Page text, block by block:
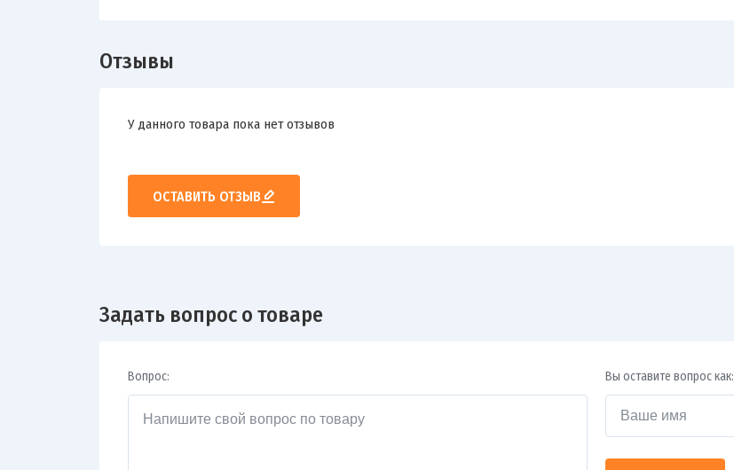
Отзывы
У данного товара пока нет отзывов
ОСТАВИТЬ ОТЗЫВ
Задать вопрос о товаре
Вопрос: Вы оставите вопрос как: